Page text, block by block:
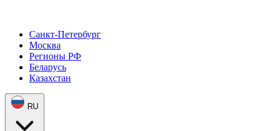
Санкт-Петербург
Москва
Регионы РФ
Беларусь
Казахстан
RU